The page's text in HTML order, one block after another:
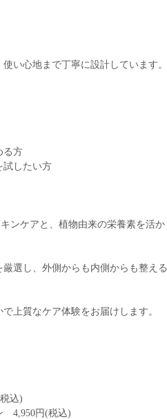
い心地まで丁寧に設計しています。
る方
試したい方
ンケアと、植物由来の栄養素を活
選し、外側からも内側からも整え
上質なケア体験をお届けします。
込)
円(税込)